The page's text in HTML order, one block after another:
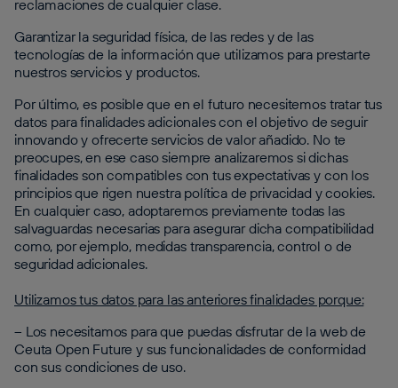
reclamaciones de cualquier clase.
Garantizar la seguridad física, de las redes y de las
tecnologías de la información que utilizamos para prestarte
nuestros servicios y productos.
Por último, es posible que en el futuro necesitemos tratar tus
datos para finalidades adicionales con el objetivo de seguir
innovando y ofrecerte servicios de valor añadido. No te
preocupes, en ese caso siempre analizaremos si dichas
finalidades son compatibles con tus expectativas y con los
principios que rigen nuestra política de privacidad y cookies.
En cualquier caso, adoptaremos previamente todas las
salvaguardas necesarias para asegurar dicha compatibilidad
como, por ejemplo, medidas transparencia, control o de
seguridad adicionales.
Utilizamos tus datos para las anteriores finalidades porque:
– Los necesitamos para que puedas disfrutar de la web de
Ceuta Open Future y sus funcionalidades de conformidad
con sus condiciones de uso.